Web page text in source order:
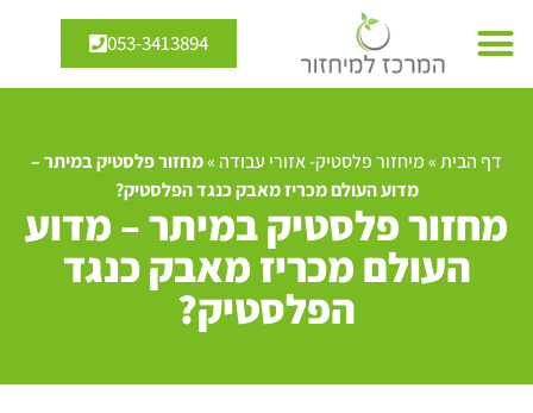
053-3413894
דף הבית»מיחזור פלסטיק- אזורי עבודה »מחזור פלסטיק במיתר –
מדוע העולם מכריז מאבק כנגד הפלסטיק?
מחזור פלסטיק במיתר – מדוע
העולם מכריז מאבק כנגד
הפלסטיק?